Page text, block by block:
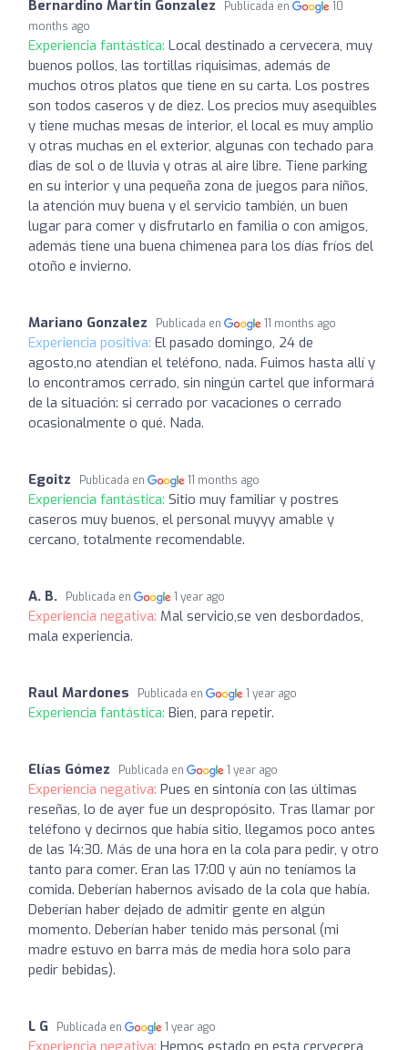
Bernardino Martin Gonzalez Publicada en
10
months ago
Experiencia fantástica: Local destinado a cervecera, muy
buenos pollos, las tortillas riquisimas, además de
muchos otros platos que tiene en su carta. Los postres
son todos caseros y de diez. Los precios muy asequibles
y tiene muchas mesas de interior, el local es muy amplio
y otras muchas en el exterior, algunas con techado para
dias de sol o de lluvia y otras al aire libre. Tiene parking
en su interior y una pequeña zona de juegos para niños,
la atención muy buena y el servicio también, un buen
lugar para comer y disfrutarlo en familia o con amigos,
además tiene una buena chimenea para los días fríos del
otoño e invierno.
Mariano Gonzalez Publicada en 11 months ago
Experiencia positiva: El pasado domingo, 24 de
agosto,no atendian el teléfono, nada. Fuimos hasta allí y
lo encontramos cerrado, sin ningún cartel que informará
de la situación: si cerrado por vacaciones o cerrado
ocasionalmente o qué. Nada.
Egoitz Publicada en 11 months ago
Experiencia fantástica: Sitio muy familiar y postres
caseros muy buenos, el personal muyyy amable y
cercano, totalmente recomendable.
A. B. Publicada en 1 year ago
Experiencia negativa: Mal servicio,se ven desbordados,
mala experiencia.
Raul Mardones Publicada en 1 year ago
Experiencia fantástica: Bien, para repetir.
Elías Gómez Publicada en 1 year ago
Experiencia negativa: Pues en sintonía con las últimas
reseñas, lo de ayer fue un despropósito. Tras llamar por
teléfono y decirnos que había sitio, llegamos poco antes
de las 14:30. Más de una hora en la cola para pedir, y otro
tanto para comer. Eran las 17:00 y aún no teníamos la
comida. Deberían habernos avisado de la cola que había.
Deberían haber dejado de admitir gente en algún
momento. Deberían haber tenido más personal (mi
madre estuvo en barra más de media hora solo para
pedir bebidas).
L G Publicada en 1 year ago
Experiencia negativa: Hemos estado en esta cervecera